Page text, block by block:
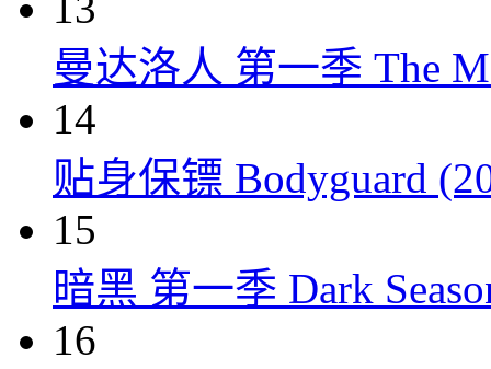
曼达洛人 第一季 The
14
贴身保镖 Bodyguard
15
暗黑 第一季 Dark
16